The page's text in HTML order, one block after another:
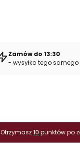
Zamów do 13:30
- wysyłka tego
Otrzymasz10 punktów po